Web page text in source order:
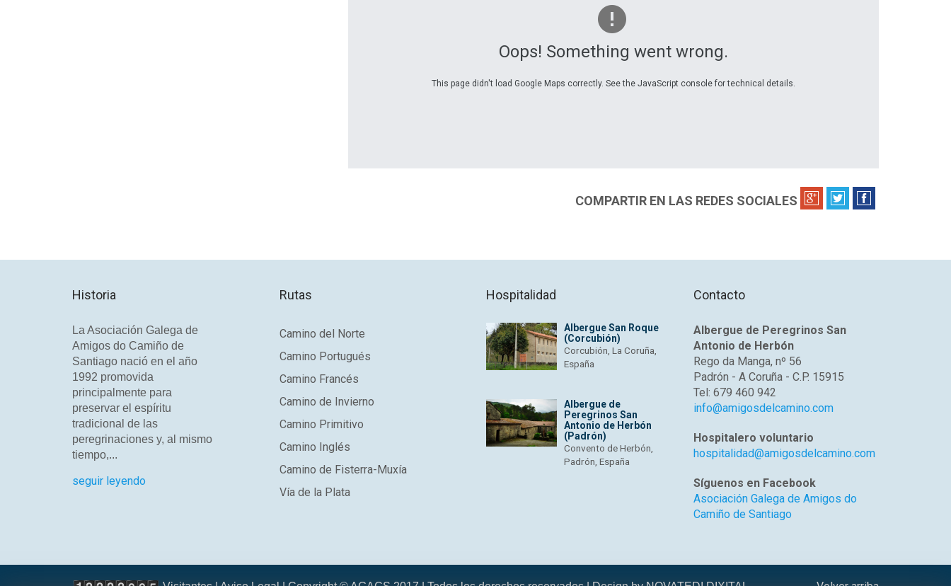
Oops! Something went wrong.
This page didn't load Google Maps correctly. See the JavaScript console for technical details.
COMPARTIR EN LAS REDES SOCIALES
Historia
La Asociación Galega de
Amigos do Camiño de
Santiago nació en el año
1992 promovida
principalmente para
preservar el espíritu
tradicional de las
peregrinaciones y, al mismo
tiempo,...
seguir leyendo
Rutas
Camino del Norte
Camino Portugués
Camino Francés
Camino de Invierno
Camino Primitivo
Camino Inglés
Camino de Fisterra-Muxía
Vía de la Plata
Hospitalidad
Albergue San Roque
(Corcubión)
Corcubión, La Coruña,
España
Albergue de
Peregrinos San
Antonio de Herbón
(Padrón)
Convento de Herbón,
Padrón, España
Contacto
Albergue de Peregrinos San
Antonio de Herbón
Rego da Manga, nº 56
Padrón - A Coruña - C.P. 15915
Tel: 679 460 942
info@amigosdelcamino.com
Hospitalero voluntario
hospitalidad@amigosdelcamino.com
Síguenos en Facebook
Asociación Galega de Amigos do
Camiño de Santiago